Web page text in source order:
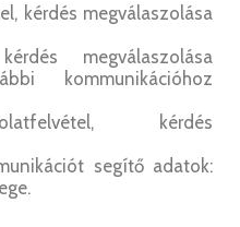
kérdés megválaszolása
megválaszolása
kommunikációhoz
kérdés
segítő adatok: